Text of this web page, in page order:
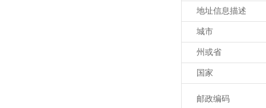
地址信息描述
城市
州或省
国家
邮政编码